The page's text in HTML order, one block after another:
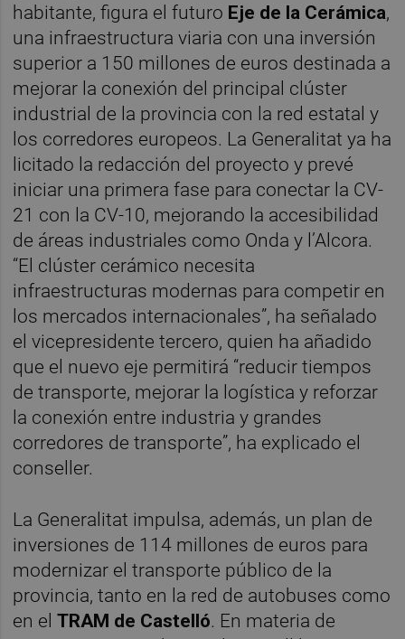
habitante, figura el futuro Eje de la Cerámica,
una infraestructura viaria con una inversión
superior a 150 millones de euros destinada a
mejorar la conexión del principal clúster
industrial de la provincia con la red estatal y
los corredores europeos. La Generalitat ya ha
licitado la redacción del proyecto y prevé
iniciar una primera fase para conectar la CV-
21 con la CV-10, mejorando la accesibilidad
de áreas industriales como Onda y l’Alcora.
“El clúster cerámico necesita
infraestructuras modernas para competir en
los mercados internacionales”, ha señalado
el vicepresidente tercero, quien ha añadido
que el nuevo eje permitirá “reducir tiempos
de transporte, mejorar la logística y reforzar
la conexión entre industria y grandes
corredores de transporte”, ha explicado el
conseller.
La Generalitat impulsa, además, un plan de
inversiones de 114 millones de euros para
modernizar el transporte público de la
provincia, tanto en la red de autobuses como
en elTRAM de Castelló. En materia de